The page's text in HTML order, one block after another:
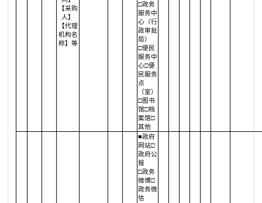
【采购
人】
【代理
机构名
称】等
□政务
服务中
心（行
政审批
局）
□便民
服务中
心□便
民服务
点
（室）
□图书
馆□档
案馆□
其他
■政府
网站□
政府公
报
□政务
微博□
政务微
信